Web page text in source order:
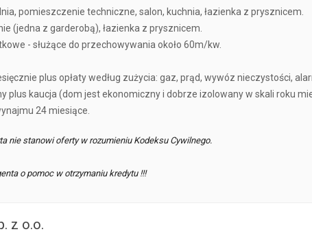
pomieszczenie techniczne, salon, kuchnia, łazienka z prysznicem.
(jedna z garderobą), łazienka z prysznicem.
- służące do przechowywania około 60m/kw.
plus opłaty według zużycia: gaz, prąd, wywóz nieczystości,
plus kaucja (dom jest ekonomiczny i dobrze izolowany w skali roku
24 miesiące.
nie stanowi oferty w rozumieniu Kodeksu Cywilnego.
o pomoc w otrzymaniu kredytu !!!
z o.o.